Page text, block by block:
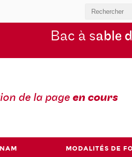
Bac à sable
de la pageen cours
MODALITÉS DE